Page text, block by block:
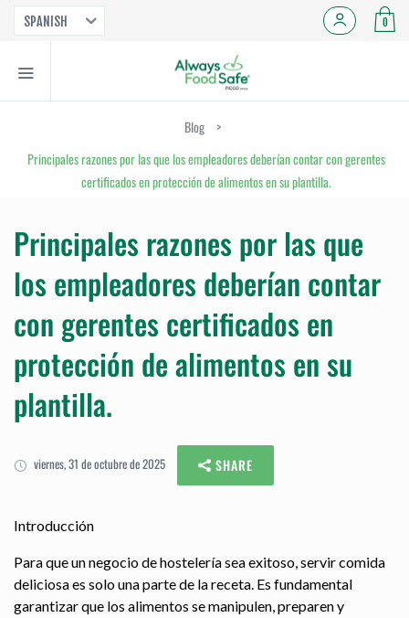
SPANISH 0
Blog
>
Principales razones por las que los empleadores deberían contar con gerentes
certificados en protección de alimentos en su plantilla.
Principales razones por las que
los empleadores deberían contar
con gerentes certificados en
protección de alimentos en su
plantilla.
viernes, 31 de octubre de 2025 SHARE
Introducción
Para que un negocio de hostelería sea exitoso, servir comida
deliciosa es solo una parte de la receta. Es fundamental
garantizar que los alimentos se manipulen, preparen y